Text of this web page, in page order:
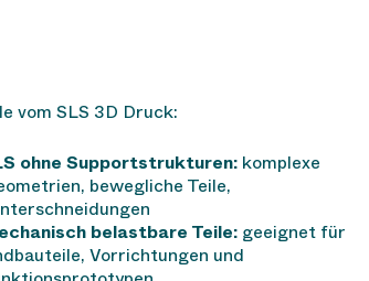
vom SLS 3D Druck:
ohne Supportstrukturen: komplexe
bewegliche Teile,
belastbare Teile: geeignet für
Vorrichtungen und